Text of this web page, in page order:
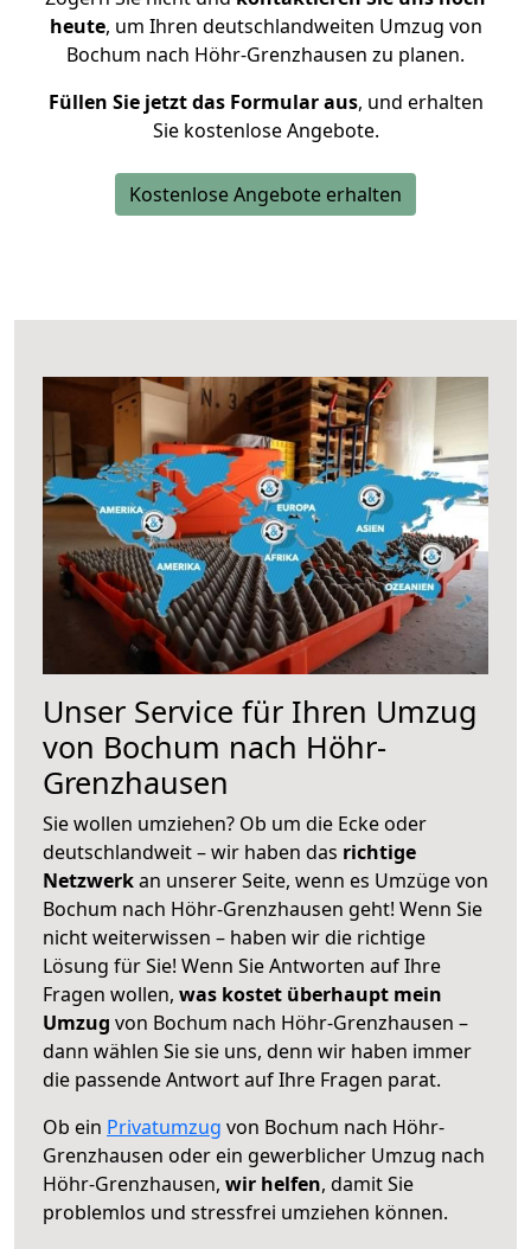
heute, um Ihren deutschlandweiten Umzug von
Bochum nach Höhr-Grenzhausen zu planen.
Füllen Sie jetzt das Formular aus, und erhalten
Sie kostenlose Angebote.
Kostenlose Angebote erhalten
Unser Service für Ihren Umzug
von Bochum nach Höhr-
Grenzhausen
Sie wollen umziehen? Ob um die Ecke oder
deutschlandweit – wir haben das richtige
Netzwerkan unserer Seite, wenn es Umzüge von
Bochum nach Höhr-Grenzhausen geht! Wenn Sie
nicht weiterwissen – haben wir die richtige
Lösung für Sie! Wenn Sie Antworten auf Ihre
Fragen wollen, was kostet überhaupt mein
Umzug von Bochum nach Höhr-Grenzhausen –
dann wählen Sie sie uns, denn wir haben immer
die passende Antwort auf Ihre Fragen parat.
Ob ein Privatumzug von Bochum nach Höhr-
Grenzhausen oder ein gewerblicher Umzug nach
Höhr-Grenzhausen, wir helfen, damit Sie
problemlos und stressfrei umziehen können.